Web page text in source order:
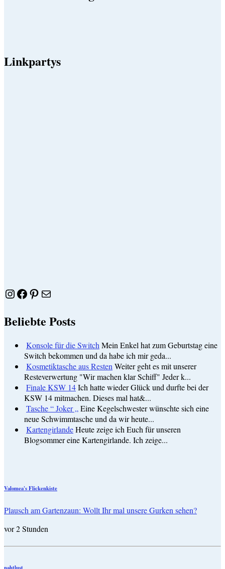
Linkpartys
Instagram
Facebook
Pinterest
E-Mail
Beliebte Posts
Konsole für die Switch Mein Enkel hat zum Geburtstag eine
Switch bekommen und da habe ich mir geda...
Kosmetiktasche aus Resten Weiter geht es mit unserer
Resteverwertung "Wir machen klar Schiff" Jeder k...
Finale KSW 14Ich hatte wieder Glück und durfte bei der
KSW 14 mitmachen. Dieses mal hat&...
Tasche “ Joker „ Eine Kegelschwester wünschte sich eine
neue Schwimmtasche und da wir heute...
KartengirlandeHeute zeige ich Euch für unseren
Blogsommer eine Kartengirlande. Ich zeige...
Valomea's Flickenkiste
Plausch am Gartenzaun: Wollt Ihr mal unsere Gurken sehen?
vor 2 Stunden
nahtlust